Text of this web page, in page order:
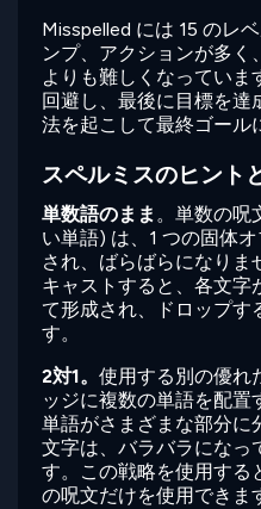
Misspelled には 15 のレ
ンプ、アクションが多
よりも難しくなっていま
回避し、最後に目標を
法を起こして最終ゴール
スペルミスのヒント
単数語のまま。単数の呪
い単語) は、1 つの固体
され、ばらばらになりま
キャストすると、各文字
て形成され、ドロップす
す。
2対1。 使用する別の優れ
ッジに複数の単語を配置
単語がさまざまな部分に
文字は、バラバラになっ
す。この戦略を使用する
の呪文だけを使用できま